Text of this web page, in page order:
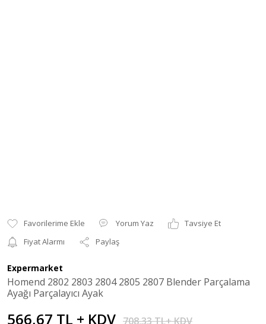
Yorum Yaz
Tavsiye Et
Fiyat Alarmı
Paylaş
Expermarket
Homend 2802 2803 2804 2805 2807 Blender Parçalama
Ayağı Parçalayıcı Ayak
566,67 TL + KDV 708,33 TL+ KDV